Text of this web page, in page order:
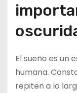
El sueño es un
humana.
repiten a lo